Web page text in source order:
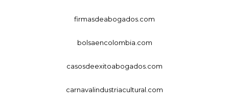
firmasdeabogados.com
bolsaencolombia.com
casosdeexitoabogados.com
carnavalindustriacultural.com